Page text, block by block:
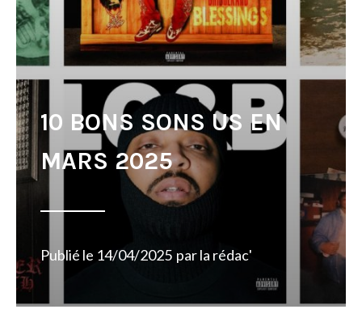
10 BONS SONS US EN
MARS 2025
Publié le 14/04/2025 parla rédac'